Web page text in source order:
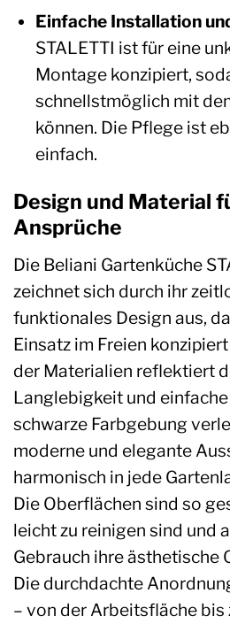
Einfache Installation
STALETTI ist für eine
Montage konzipiert,
schnellstmöglich mit
können. Die Pflege ist
einfach.
Design und Material
Ansprüche
Die Beliani Gartenküche
zeichnet sich durch ihr
funktionales Design aus,
Einsatz im Freien
der Materialien reflektiert
Langlebigkeit und
schwarze Farbgebung
moderne und elegante
harmonisch in jede
Die Oberflächen sind so
leicht zu reinigen sind und
Gebrauch ihre ästhetische
Die durchdachte
– von der Arbeitsfläche bis